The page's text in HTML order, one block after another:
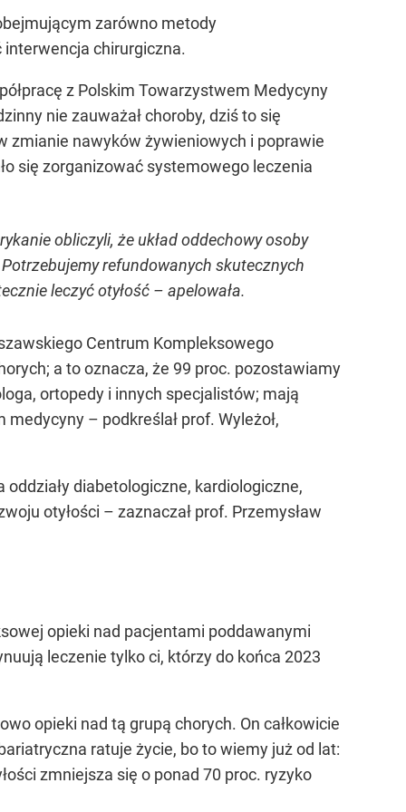
zarówno metody
chirurgiczna.
z Polskim Towarzystwem Medycyny
nie zauważał choroby, dziś to się
zmianie nawyków żywieniowych i poprawie
się zorganizować systemowego leczenia
obliczyli, że układ oddechowy osoby
refundowanych skutecznych
leczyć otyłość – apelowała.
Centrum Kompleksowego
a to oznacza, że 99 proc. pozostawiamy
ortopedy i innych specjalistów; mają
– podkreślał prof. Wyleżoł,
diabetologiczne, kardiologiczne,
otyłości – zaznaczał prof. Przemysław
opieki nad pacjentami poddawanymi
leczenie tylko ci, którzy do końca 2023
opieki nad tą grupą chorych. On całkowicie
ratuje życie, bo to wiemy już od lat:
zmniejsza się o ponad 70 proc. ryzyko